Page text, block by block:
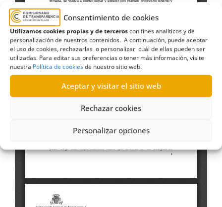
Consentimiento de cookies
Utilizamos cookies propias y de terceroscon fines analíticos y de
personalización de nuestros contenidos. A continuación, puede aceptar
el uso de cookies, rechazarlas o personalizar cuál de ellas pueden ser
utilizadas. Para editar sus preferencias o tener más información, visite
nuestra Política de cookiesde nuestro sitio web.
Aceptar y visitar el sitio web
Rechazar cookies
Personalizar opciones